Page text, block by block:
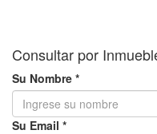
Consultar por
Su Nombre *
Su Email *